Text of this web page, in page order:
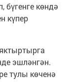
көндә
күпер
эшләнгән.
тулы көченә